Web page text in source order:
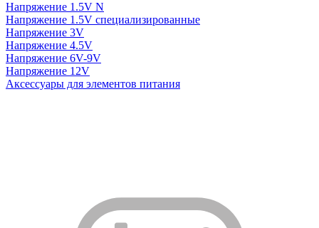
Напряжение 1.5V N
Напряжение 1.5V специализированные
Напряжение 3V
Напряжение 4.5V
Напряжение 6V-9V
Напряжение 12V
Аксессуары для элементов питания